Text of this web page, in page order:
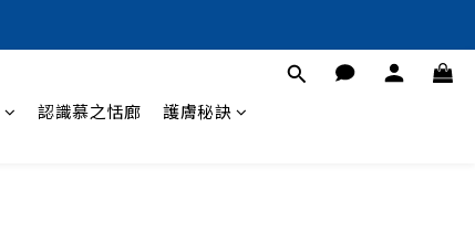
認識慕之恬廊 護膚秘訣